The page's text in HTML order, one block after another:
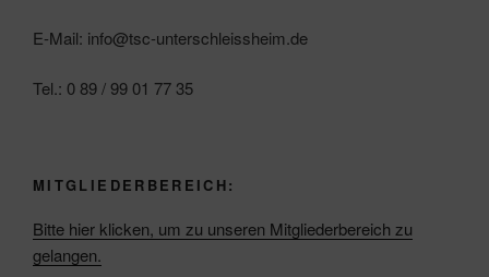
E-Mail: info@tsc-unterschleissheim.de
Tel.: 0 89 / 99 01 77 35
MITGLIEDERBEREICH:
Bitte hier klicken, um zu unseren Mitgliederbereich zu
gelangen.